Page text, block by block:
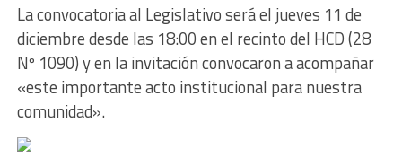
La convocatoria al Legislativo será el jueves 11 de
diciembre desde las 18:00 en el recinto del HCD (28
Nº 1090) y en la invitación convocaron a acompañar
«este importante acto institucional para nuestra
comunidad».